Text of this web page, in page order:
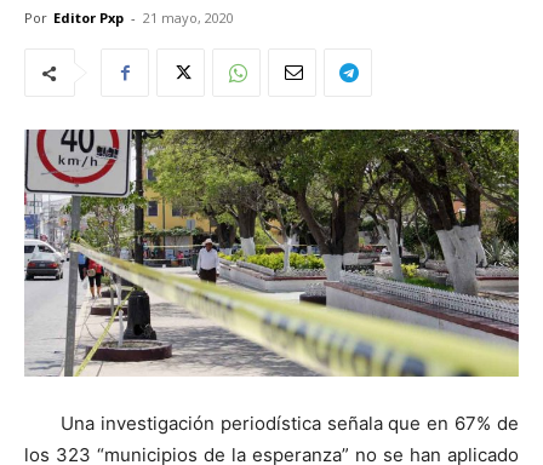
Por Editor Pxp - 21 mayo, 2020
Una investigación periodística señala que en 67% de
los 323 “municipios de la esperanza” no se han aplicado